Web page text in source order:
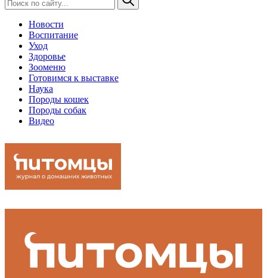
Новости
Воспитание
Уход
Здоровье
Зооменю
Готовимся к выставке
Наука
Породы кошек
Породы собак
Видео